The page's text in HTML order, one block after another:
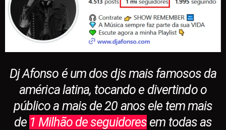
Dj Afonso é um dos djs mais famosos da
américa latina, tocando e divertindo o
público a mais de 20 anos ele tem mais
de 1 Milhão de seguidores em todas as